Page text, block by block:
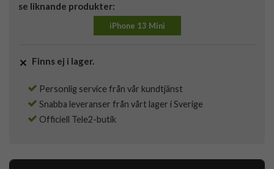
se liknande produkter:
iPhone 13 Mini
Finns ej i lager.
Personlig service från vår kundtjänst
Snabba leveranser från vårt lager i Sverige
Officiell Tele2-butik